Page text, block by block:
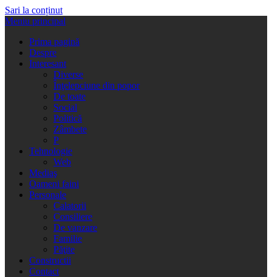
Sari la conținut
Meniu principal
Prima pagină
Despre
Interesant
Diverse
Înţelepciune din popor
De toate
Social
Politică
Zâmbete
P
Tehnologie
Web
Mediaş
Oameni faini
Personale
Calatorii
Consiliere
De vanzare
Familie
Păţite
Constructii
Contact